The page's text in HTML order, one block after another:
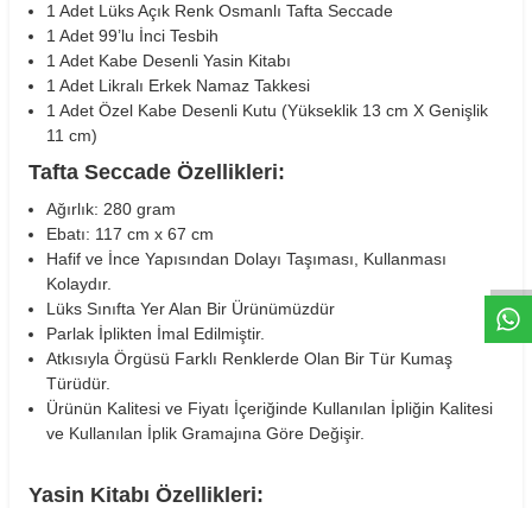
1 Adet Lüks Açık Renk Osmanlı Tafta Seccade
1 Adet 99’lu İnci Tesbih
1 Adet Kabe Desenli Yasin Kitabı
1 Adet Likralı Erkek Namaz Takkesi
1 Adet Özel Kabe Desenli Kutu (Yükseklik 13 cm X Genişlik
11 cm)
Tafta Seccade Özellikleri:
Ağırlık: 280 gram
Ebatı: 117 cm x 67 cm
Hafif ve İnce Yapısından Dolayı Taşıması, Kullanması
Kolaydır.
Lüks Sınıfta Yer Alan Bir Ürünümüzdür
Parlak İplikten İmal Edilmiştir.
Atkısıyla Örgüsü Farklı Renklerde Olan Bir Tür Kumaş
Türüdür.
Ürünün Kalitesi ve Fiyatı İçeriğinde Kullanılan İpliğin Kalitesi
ve Kullanılan İplik Gramajına Göre Değişir.
Yasin Kitabı Özellikleri: